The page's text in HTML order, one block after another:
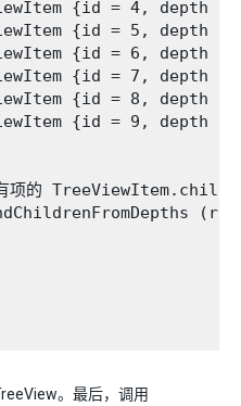
{id = 4, depth =
{id = 5, depth =
{id = 6, depth =
{id = 7, depth =
{id = 8, depth =
{id = 9, depth =
项的
。最后，调用